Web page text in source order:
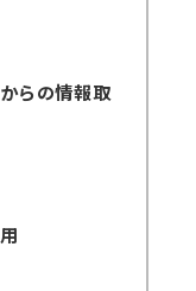
らの情報取